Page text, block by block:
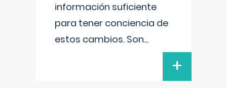
información suficiente
para tener conciencia de
estos cambios. Son...
+